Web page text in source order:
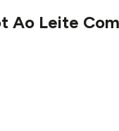
Ao Leite